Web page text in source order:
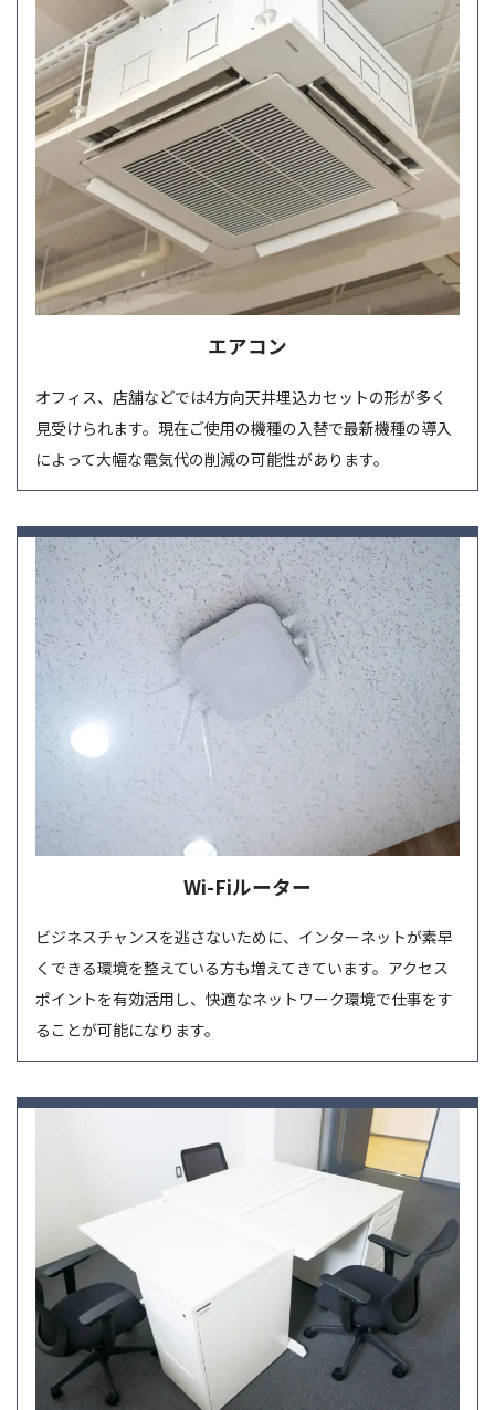
エアコン
オフィス、店舗などでは4方向天井埋込カセットの形が多く
見受けられます。現在ご使用の機種の入替で最新機種の導入
によって大幅な電気代の削減の可能性があります。
Wi-Fiルーター
ビジネスチャンスを逃さないために、インターネットが素早
くできる環境を整えている方も増えてきています。アクセス
ポイントを有効活用し、快適なネットワーク環境で仕事をす
ることが可能になります。